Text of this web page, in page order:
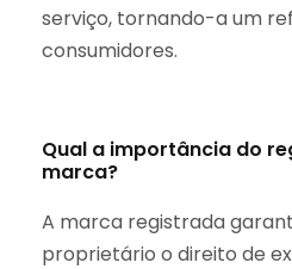
serviço, tornando-a um
consumidores.⁣
Qual a importância do
marca?
A marca registrada
proprietário o direito de